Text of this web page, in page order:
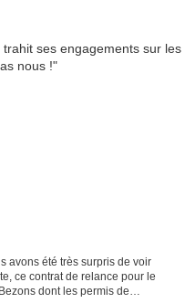
avons été très surpris de voir
ce contrat de relance pour le
dont les permis de